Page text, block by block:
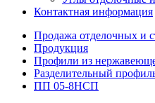
Контактная информация
Продажа отделочных и
Продукция
Профили из
Разделительный
ПП 05-8НСП